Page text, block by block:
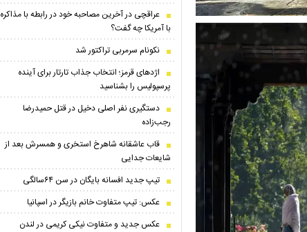
عراقچی در آخرین مصاحبه خود در رابطه با مذاکره
با آمریکا چه گفت؟
نکونام سرمربی تراکتور شد
اژدهای قرمز؛ انتخاب جذاب تارتار برای آینده
پرسپولیس را بشناسید
دستگیری نفر اصلی دخیل در قتل حمیدرضا
رجب‌زاده
قاب عاشقانه شاهرخ استخری و همسرش بعد از
شایعات جدایی
تیپ جدید افسانه بایگان در سن ۶۴سالگی
عکس: تیپ متفاوت خانم بازیگر در اسپانیا
عکس جدید و متفاوت نیکی کریمی در لندن